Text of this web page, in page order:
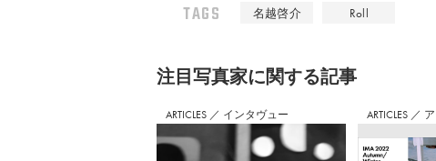
TAGS 名越啓介 Roll
注⽬写真家に関する記事
ARTICLES ／ インタヴュー ARTICLES ／